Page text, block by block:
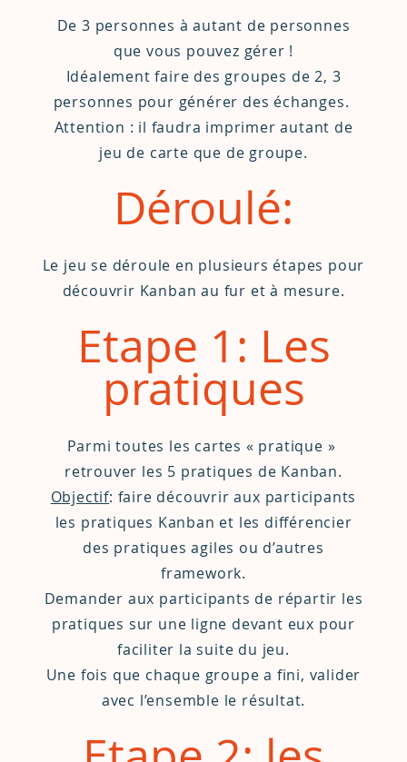
De 3 personnes à autant de personnes
que vous pouvez gérer !
Idéalement faire des groupes de 2, 3
personnes pour générer des échanges.
Attention : il faudra imprimer autant de
jeu de carte que de groupe.
Déroulé:
Le jeu se déroule en plusieurs étapes pour
découvrir Kanban au fur et à mesure.
Etape 1: Les
pratiques
Parmi toutes les cartes « pratique »
retrouver les 5 pratiques de Kanban.
Objectif: faire découvrir aux participants
les pratiques Kanban et les différencier
des pratiques agiles ou d’autres
framework.
Demander aux participants de répartir les
pratiques sur une ligne devant eux pour
faciliter la suite du jeu.
Une fois que chaque groupe a fini, valider
avec l’ensemble le résultat.